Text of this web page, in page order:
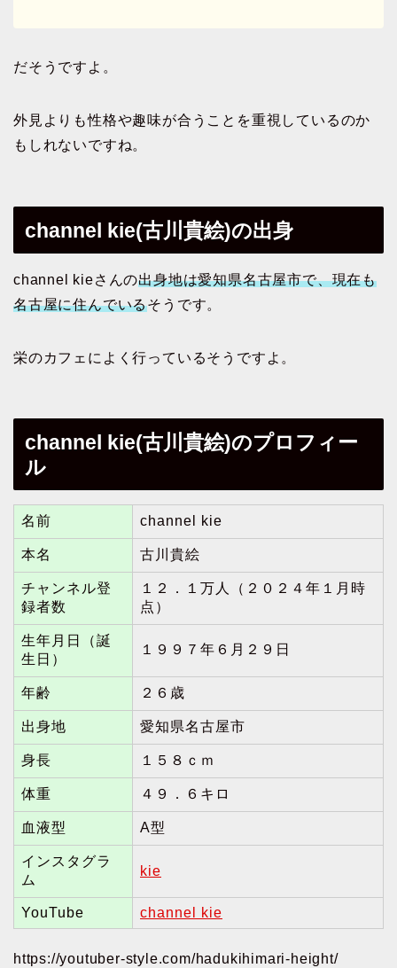
だそうですよ。
外見よりも性格や趣味が合うことを重視しているのか
もしれないですね。
channel kie(古川貴絵)の出身
channel kieさんの出身地は愛知県名古屋市で、現在も
名古屋に住んでいるそうです。
栄のカフェによく行っているそうですよ。
channel kie(古川貴絵)のプロフィー
ル
名前 channel kie
本名 古川貴絵
チャンネル登
録者数
１２．１万人（２０２４年１月時
点）
生年月日（誕
生日）
１９９７年６月２９日
年齢 ２６歳
出身地 愛知県名古屋市
身長 １５８ｃｍ
体重 ４９．６キロ
血液型 A型
インスタグラ
ム
kie
YouTube channel kie
https://youtuber-style.com/hadukihimari-height/